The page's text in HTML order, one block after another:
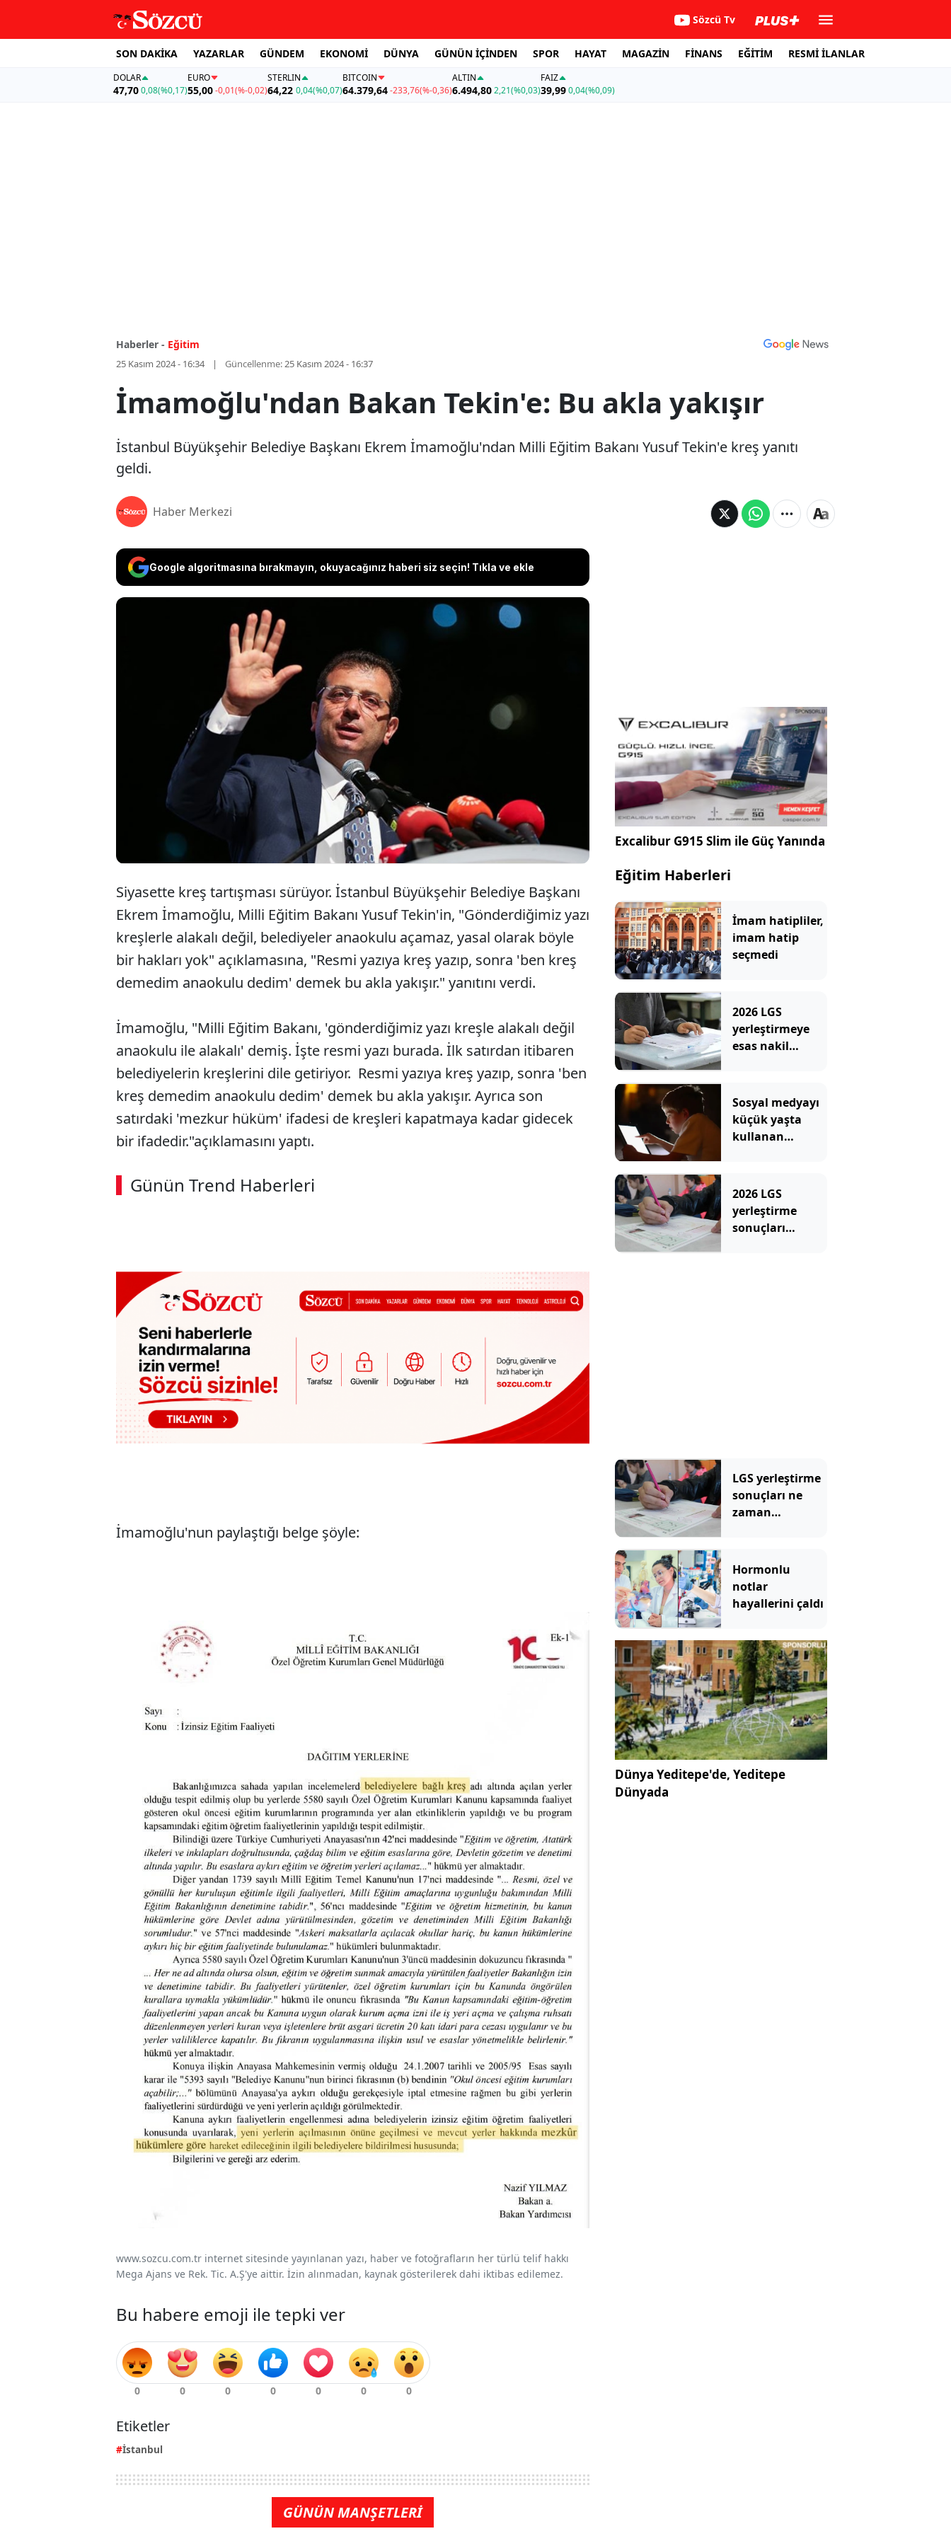
Sözcü Tv
SON DAKİKA YAZARLAR GÜNDEM EKONOMİ DÜNYA GÜNÜN İÇİNDEN SPOR HAYAT MAGAZİN FİNANS EĞİTİM RESMİ İLANLAR
DOLAR
47,700,08(%0,17)
EURO
55,00 -0,01(%-0,02)
STERLIN
64,22 0,04(%0,07)
BITCOIN
64.379,64-233,76(%-0,36)
ALTIN
6.494,802,21(%0,03)
FAİZ
39,990,04(%0,09)
Haberler - Eğitim
25 Kasım 2024 - 16:34 Güncellenme:25 Kasım 2024 - 16:37
İmamoğlu'ndan Bakan Tekin'e: Bu akla yakışır
İstanbul Büyükşehir Belediye Başkanı Ekrem İmamoğlu'ndan Milli Eğitim Bakanı Yusuf Tekin'e kreş yanıtı
geldi.
Haber Merkezi
Google algoritmasına bırakmayın, okuyacağınız haberi siz seçin! Tıkla ve ekle
İstanbul Büyükşehir Belediye Başkanı Ekrem
İmamoğlu'ndan Milli Eğitim Bakanı Yusuf Tekin'e
kreş yanıtı geldi.
Siyasette kreş tartışması sürüyor. İstanbul Büyükşehir Belediye Başkanı
Ekrem İmamoğlu, Milli Eğitim Bakanı Yusuf Tekin'in, "Gönderdiğimiz yazı
kreşlerle alakalı değil, belediyeler anaokulu açamaz, yasal olarak böyle
bir hakları yok" açıklamasına, "Resmi yazıya kreş yazıp, sonra 'ben kreş
demedim anaokulu dedim' demek bu akla yakışır." yanıtını verdi.
İmamoğlu, "Milli Eğitim Bakanı, 'gönderdiğimiz yazı kreşle alakalı değil
anaokulu ile alakalı' demiş. İşte resmi yazı burada. İlk satırdan itibaren
belediyelerin kreşlerini dile getiriyor. Resmi yazıya kreş yazıp, sonra 'ben
kreş demedim anaokulu dedim' demek bu akla yakışır. Ayrıca son
satırdaki 'mezkur hüküm' ifadesi de kreşleri kapatmaya kadar gidecek
bir ifadedir."açıklamasını yaptı.
Günün Trend Haberleri
00:02 / 09:08
İmamoğlu'nun paylaştığı belge şöyle:
www.sozcu.com.tr internet sitesinde yayınlanan yazı, haber ve fotoğrafların her türlü telif hakkı
Mega Ajans ve Rek. Tic. A.Ş'ye aittir. İzin alınmadan, kaynak gösterilerek dahi iktibas edilemez.
Bu habere emoji ile tepki ver
Etiketler
İstanbul
GÜNÜN MANŞETLERİ
Excalibur G915 Slim ile Güç Yanında
Eğitim Haberleri
İmam hatipliler,
imam hatip
seçmedi
2026 LGS
yerleştirmeye
esas nakil
yapılır?
Sosyal medyayı
küçük yaşta
kullanan
başarısız
olabiliyor
2026 LGS
yerleştirme
sonuçları
LGS yerleştirme
sonuçları ne
zaman
Çarşamba günü
mü?
Hormonlu
notlar
hayallerini çaldı
Dünya Yeditepe'de, Yeditepe
Dünyada